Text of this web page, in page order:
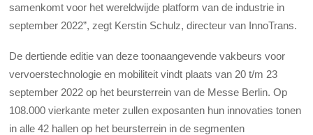
samenkomt voor het wereldwijde platform van de industrie in
september 2022”, zegt Kerstin Schulz, directeur van InnoTrans.
De dertiende editie van deze toonaangevende vakbeurs voor
vervoerstechnologie en mobiliteit vindt plaats van 20 t/m 23
september 2022 op het beursterrein van de Messe Berlin. Op
108.000 vierkante meter zullen exposanten hun innovaties tonen
in alle 42 hallen op het beursterrein in de segmenten